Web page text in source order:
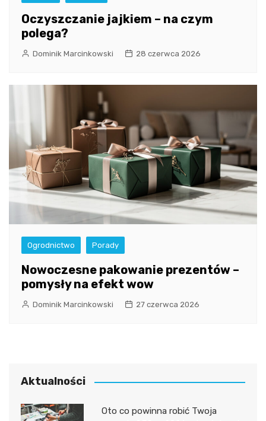
Oczyszczanie jajkiem – na czym
polega?
Dominik Marcinkowski 28 czerwca 2026
Ogrodnictwo Porady
Nowoczesne pakowanie prezentów –
pomysły na efekt wow
Dominik Marcinkowski 27 czerwca 2026
Aktualności
Oto co powinna robić Twoja